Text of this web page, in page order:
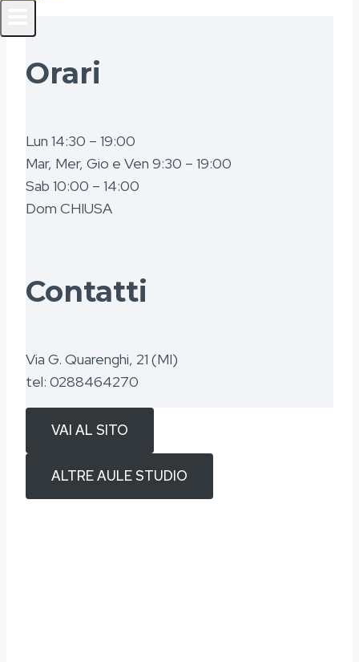
Orari
Lun 14:30 – 19:00
Mar, Mer, Gio e Ven 9:30 – 19:00
Sab 10:00 – 14:00
Dom CHIUSA
Contatti
Via G. Quarenghi, 21 (MI)
tel: 0288464270
VAI AL SITO
ALTRE AULE STUDIO